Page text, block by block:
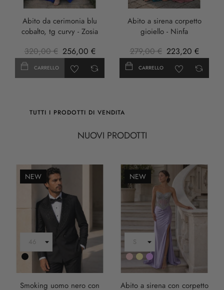
Abito da cerimonia blu
cobalto, tg curvy - Zosia
320,00 € 256,00 €
CARRELLO
anticha
Abito a sirena corpetto
gioiello - Ninfa
279,00 € 223,20 €
CARRELLO
TUTTI I PRODOTTI DI VENDITA
NUOVI PRODOTTI
NEW
Nero
Smoking uomo nero con
NEW
RosaOroLILLA
Abito a sirena con corpetto